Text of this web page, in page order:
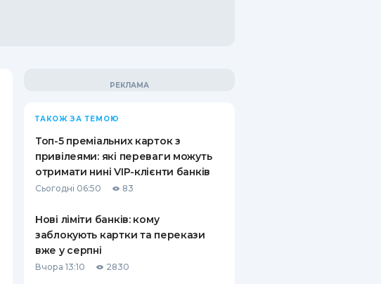
ТАКОЖ ЗА ТЕМОЮ
Топ-5 преміальних карток з
привілеями: які переваги можуть
отримати нині VIP-клієнти банків
Сьогодні 06:50 83
Нові ліміти банків: кому
заблокують картки та перекази
вже у серпні
Вчора 13:10 2830